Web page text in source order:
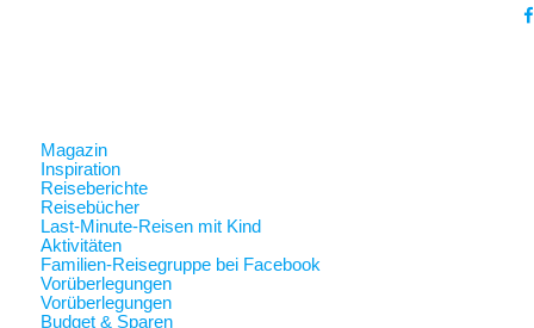
Magazin
Inspiration
Reiseberichte
Reisebücher
Last-Minute-Reisen mit Kind
Aktivitäten
Familien-Reisegruppe bei Facebook
Vorüberlegungen
Vorüberlegungen
Budget & Sparen